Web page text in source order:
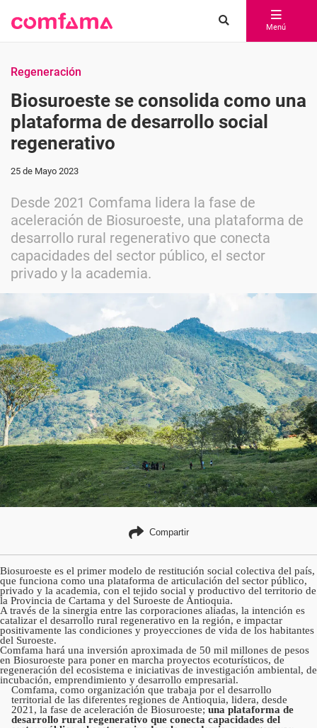
Menú
Regeneración
Biosuroeste se consolida como una
plataforma de desarrollo social
regenerativo
25 de Mayo 2023
Desde 2021 Comfama lidera la fase de
aceleración de Biosuroeste, una plataforma de
desarrollo rural regenerativo que conecta
capacidades del sector público, el sector
privado y la academia.
Compartir
Biosuroeste es el primer modelo de restitución social colectiva del país,
que funciona como una plataforma de articulación del sector público,
privado y la academia, con el tejido social y productivo del territorio de
la Provincia de Cartama y del Suroeste de Antioquia.
A través de la sinergia entre las corporaciones aliadas, la intención es
catalizar el desarrollo rural regenerativo en la región, e impactar
positivamente las condiciones y proyecciones de vida de los habitantes
del Suroeste.
Comfama hará una inversión aproximada de 50 mil millones de pesos
en Biosuroeste para poner en marcha proyectos ecoturísticos, de
regeneración del ecosistema e iniciativas de investigación ambiental, de
incubación, emprendimiento y desarrollo empresarial.
Comfama, como organización que trabaja por el desarrollo
territorial de las diferentes regiones de Antioquia, lidera, desde
2021, la fase de aceleración de Biosuroeste; una plataforma de
desarrollo rural regenerativo que conecta capacidades del